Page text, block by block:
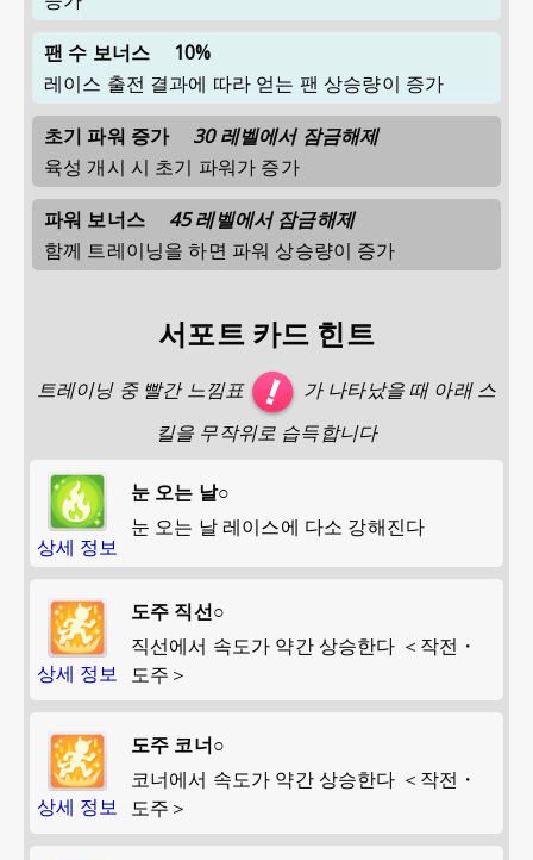
팬 수 보너스
10%
레이스 출전 결과에 따라 얻는 팬 상승량이 증가
초기 파워 증가
30 레벨에서 잠금해제
육성 개시 시 초기 파워가 증가
파워 보너스
45 레벨에서 잠금해제
함께 트레이닝을 하면 파워 상승량이 증가
서포트 카드 힌트
트레이닝 중 빨간 느낌표
가 나타났을 때 아래 스
킬을 무작위로 습득합니다
상세 정보
눈 오는 날○
눈 오는 날 레이스에 다소 강해진다
상세 정보
도주 직선○
직선에서 속도가 약간 상승한다 ＜작전・
도주＞
상세 정보
도주 코너○
코너에서 속도가 약간 상승한다 ＜작전・
도주＞